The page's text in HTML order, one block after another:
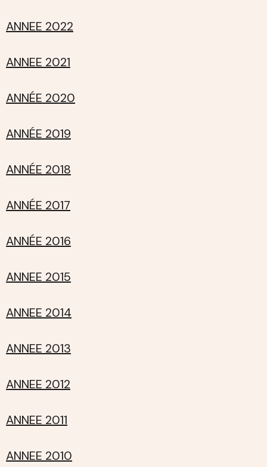
ANNEE 2022
ANNEE 2021
ANNÉE 2020
ANNÉE 2019
ANNÉE 2018
ANNÉE 2017
ANNÉE 2016
ANNEE 2015
ANNEE 2014
ANNEE 2013
ANNEE 2012
ANNEE 2011
ANNEE 2010